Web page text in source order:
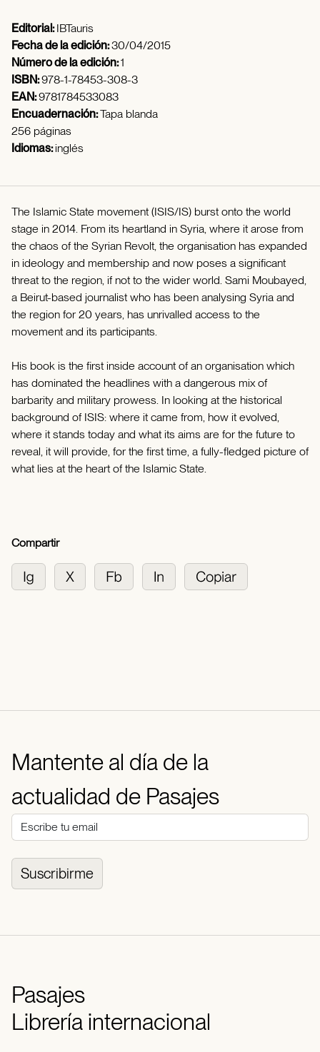
Editorial:IBTauris
Fecha de la edición:30/04/2015
Número de la edición:1
ISBN:978-1-78453-308-3
EAN:9781784533083
Encuadernación:Tapa blanda
256 páginas
Idiomas:inglés
The Islamic State movement (ISIS/IS) burst onto the world
stage in 2014. From its heartland in Syria, where it arose from
the chaos of the Syrian Revolt, the organisation has expanded
in ideology and membership and now poses a significant
threat to the region, if not to the wider world. Sami Moubayed,
a Beirut-based journalist who has been analysing Syria and
the region for 20 years, has unrivalled access to the
movement and its participants.
His book is the first inside account of an organisation which
has dominated the headlines with a dangerous mix of
barbarity and military prowess. In looking at the historical
background of ISIS: where it came from, how it evolved,
where it stands today and what its aims are for the future to
reveal, it will provide, for the first time, a fully-fledged picture of
what lies at the heart of the Islamic State.
Compartir
Mantente al día de la
actualidad de Pasajes
Suscribirme
Pasajes
Librería internacional